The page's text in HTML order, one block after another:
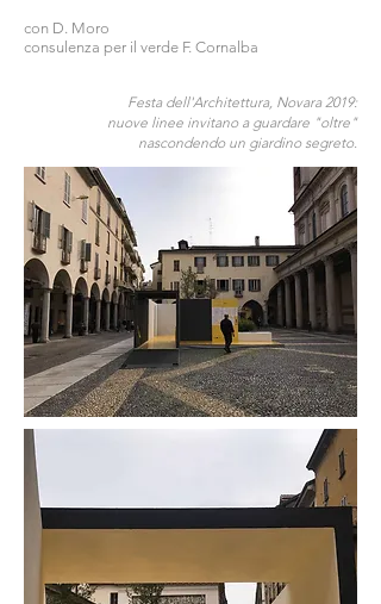
con D. Moro
consulenza per il verde F. Cornalba
Festa dell'Architettura, Novara 2019:
nuove linee invitano a guardare "oltre"
nascondendo un giardino segreto.